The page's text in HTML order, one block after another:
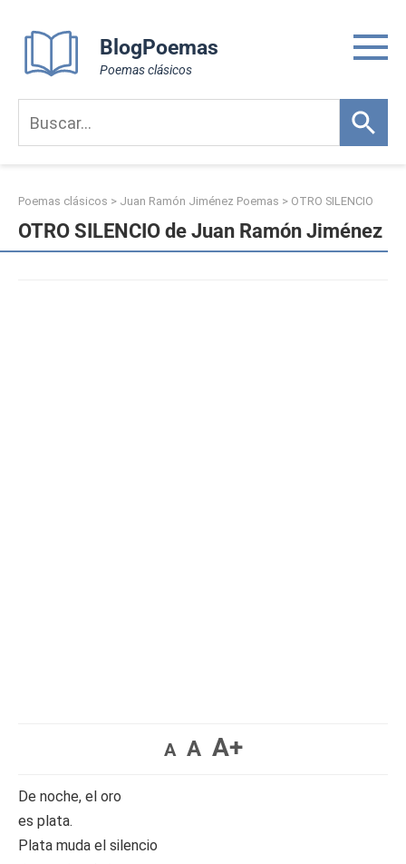
content
BlogPoemas
Poemas clásicos
Poemas clásicos > Juan Ramón Jiménez Poemas > OTRO SILENCIO
OTRO SILENCIO de Juan Ramón Jiménez
A A A+
De noche, el oro
es plata.
Plata muda el silencio